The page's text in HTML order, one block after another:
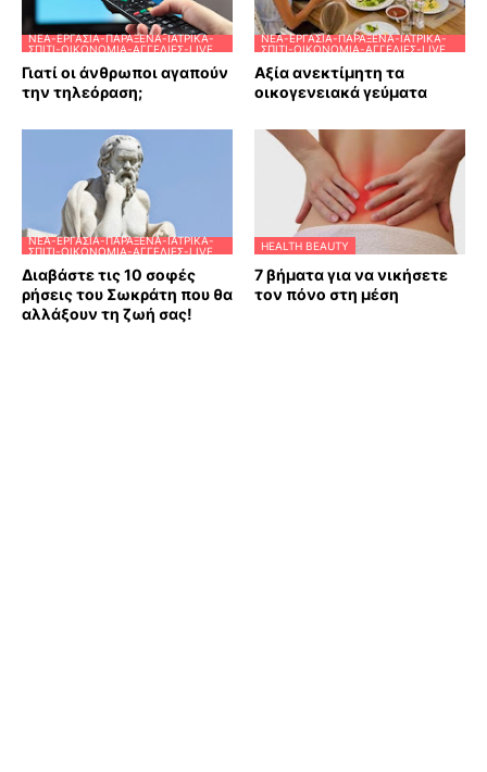
ΝΈΑ-ΕΡΓΑΣΊΑ-ΠΑΡΆΞΕΝΑ-ΙΑΤΡΙΚΆ-
ΣΠΊΤΙ-ΟΙΚΟΝΟΜΊΑ-ΑΓΓΕΛΊΕΣ-LIVE
Γιατί οι άνθρωποι αγαπούν
την τηλεόραση;
ΝΈΑ-ΕΡΓΑΣΊΑ-ΠΑΡΆΞΕΝΑ-ΙΑΤΡΙΚΆ-
ΣΠΊΤΙ-ΟΙΚΟΝΟΜΊΑ-ΑΓΓΕΛΊΕΣ-LIVE
Αξία ανεκτίμητη τα
οικογενειακά γεύματα
ΝΈΑ-ΕΡΓΑΣΊΑ-ΠΑΡΆΞΕΝΑ-ΙΑΤΡΙΚΆ-
ΣΠΊΤΙ-ΟΙΚΟΝΟΜΊΑ-ΑΓΓΕΛΊΕΣ-LIVE
Διαβάστε τις 10 σοφές
ρήσεις του Σωκράτη που θα
αλλάξουν τη ζωή σας!
HEALTH BEAUTY
7 βήματα για να νικήσετε
τον πόνο στη μέση